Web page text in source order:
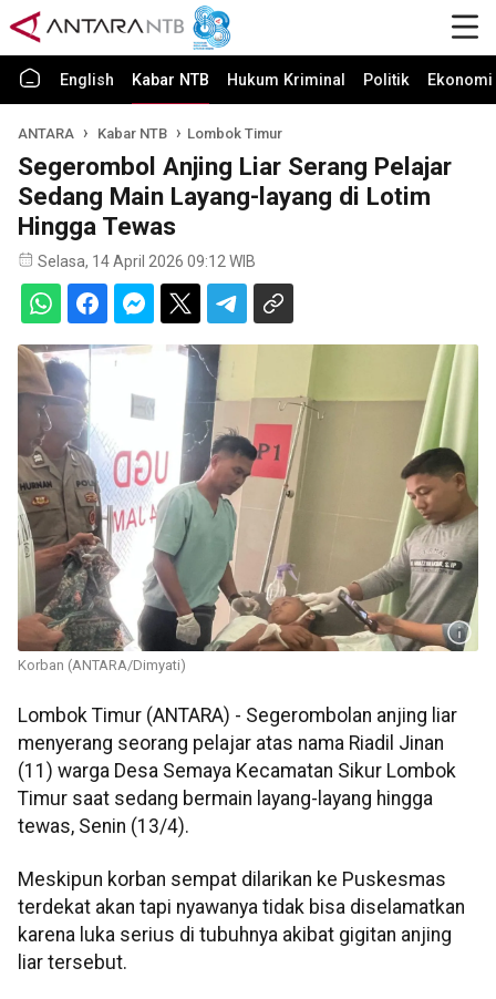
English Kabar NTB Hukum Kriminal Politik
ANTARA Kabar NTB Lombok Timur
Segerombol Anjing Liar Serang Pelajar
Sedang Main Layang-layang di Lotim
Hingga Tewas
Selasa, 14 April 2026 09:12 WIB
Korban (ANTARA/Dimyati)
Lombok Timur (ANTARA) - Segerombolan anjing liar
menyerang seorang pelajar atas nama Riadil Jinan
(11) warga Desa Semaya Kecamatan Sikur Lombok
Timur saat sedang bermain layang-layang hingga
tewas, Senin (13/4).
Meskipun korban sempat dilarikan ke Puskesmas
terdekat akan tapi nyawanya tidak bisa diselamatkan
karena luka serius di tubuhnya akibat gigitan anjing
liar tersebut.